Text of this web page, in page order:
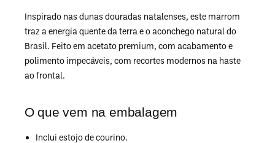
Inspirado nas dunas douradas natalenses, este marrom
traz a energia quente da terra e o aconchego natural do
Brasil. Feito em acetato premium, com acabamento e
polimento impecáveis, com recortes modernos na haste
ao frontal.
O que vem na embalagem
Inclui estojo de courino.